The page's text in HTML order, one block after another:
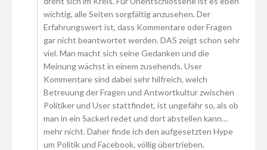
wichtig, alle Seiten sorgfältig anzusehen. Der
Erfahrungswert ist, dass Kommentare oder Fragen
gar nicht beantwortet werden. DAS zeigt schon sehr
viel. Man macht sich seine Gedanken und die
Meinung wächst in einem zusehends. User
Kommentare sind dabei sehr hilfreich, welch
Betreuung der Fragen und Antwortkultur zwischen
Politiker und User stattfindet, ist ungefähr so, als ob
man in ein Sackerl redet und dort abstellen kann…
mehr nicht. Daher finde ich den aufgesetzten Hype
um Politik und Facebook, völlig übertrieben.